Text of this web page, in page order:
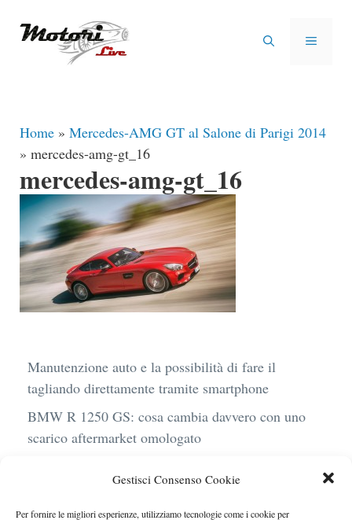
Gestisci Consenso Cookie
Per fornire le migliori esperienze, utilizziamo tecnologie come i cookie per
MENU
Home » Mercedes-AMG GT al Salone di Parigi 2014
» mercedes-amg-gt_16
mercedes-amg-gt_16
Manutenzione auto e la possibilità di fare il
tagliando direttamente tramite smartphone
BMW R 1250 GS: cosa cambia davvero con uno
scarico aftermarket omologato
sostenibile, stile, anche con noleggio a lungo
termine